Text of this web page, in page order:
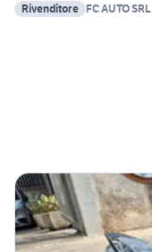
Rivenditore FC AUTO SRL